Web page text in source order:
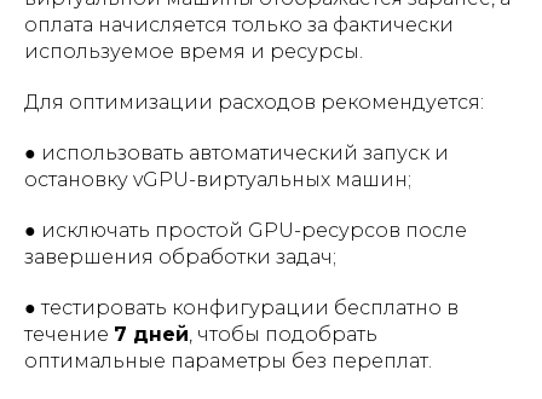
оплата начисляется только за фактически
используемое время и ресурсы.
Для оптимизации расходов рекомендуется:
● использовать автоматический запуск и
остановку vGPU-виртуальных машин;
● исключать простой GPU-ресурсов после
завершения обработки задач;
● тестировать конфигурации бесплатно в
течение 7 дней, чтобы подобрать
оптимальные параметры без переплат.